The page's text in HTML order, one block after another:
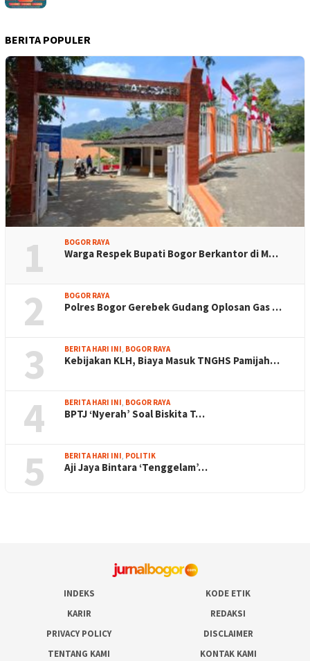
BERITA POPULER
1 BOGOR RAYA
Warga Respek Bupati Bogor Berkantor di M…
2 BOGOR RAYA
Polres Bogor Gerebek Gudang Oplosan Gas …
3 BERITA HARI INI, BOGOR RAYA
Kebijakan KLH, Biaya Masuk TNGHS Pamijah…
4 BERITA HARI INI, BOGOR RAYA
BPTJ ‘Nyerah’ Soal Biskita T…
5 BERITA HARI INI, POLITIK
Aji Jaya Bintara ‘Tenggelam’…
INDEKS
KODE ETIK
KARIR
REDAKSI
PRIVACY POLICY
DISCLAIMER
TENTANG KAMI
KONTAK KAMI